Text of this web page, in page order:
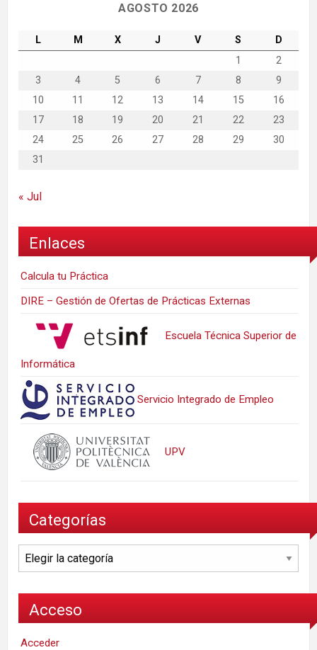
AGOSTO 2026
L M X J V S
D
1
2
3
4 5 6 7 8
9
10
11 12 13 14 15
16
17
18 19 20 21 22
23
24
25 26 27 28 29
30
31
« Jul
Enlaces
Calcula tu Práctica
DIRE – Gestión de Ofertas de Prácticas Externas
Escuela Técnica Superior de
Informática
Servicio Integrado de Empleo
UPV
Categorías
Categorías
Acceso
Acceder